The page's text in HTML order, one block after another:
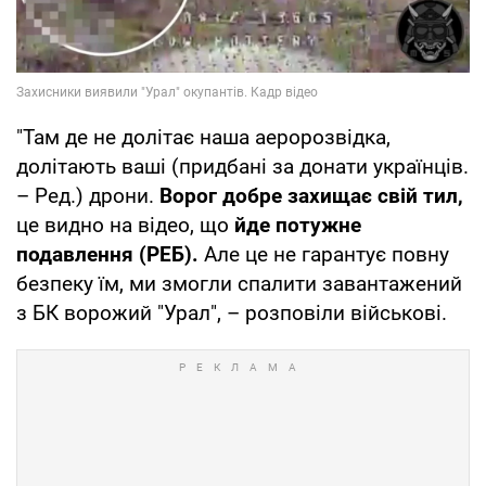
"Там де не долітає наша аеророзвідка,
долітають ваші (придбані за донати українців.
– Ред.) дрони. Ворог добре захищає свій тил,
це видно на відео, що йде потужне
подавлення (РЕБ). Але це не гарантує повну
безпеку їм, ми змогли спалити завантажений
з БК ворожий "Урал", – розповіли військові.